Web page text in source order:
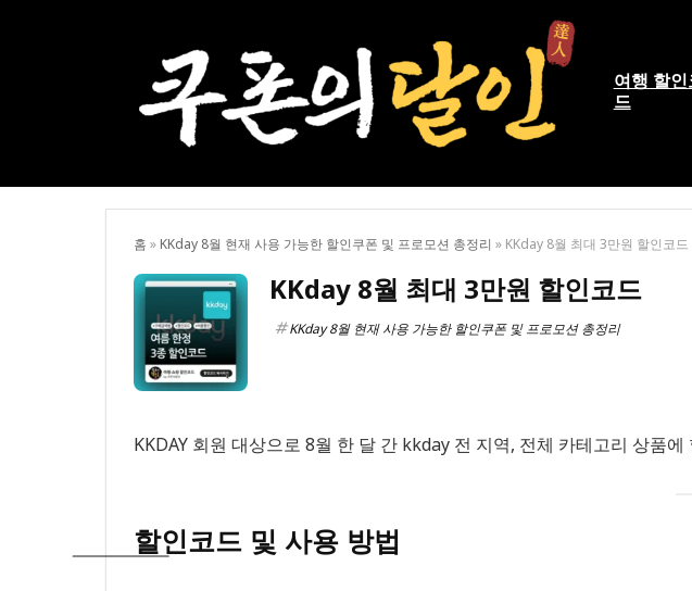
여행 할인
드
홈 » KKday 8월 현재 사용 가능한 할인쿠폰 및 프로모션 총정리 » KKday 8월 최대 3만원 할인코드
KKday 8월 최대 3만원 할인코드
KKday 8월 현재 사용 가능한 할인쿠폰 및 프로모션 총정리
KKDAY 회원 대상으로 8월 한 달 간 kkday 전 지역, 전체 카테고리 상품
할인코드 및 사용 방법